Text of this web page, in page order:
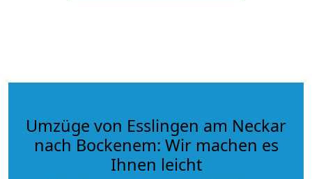
Umzüge von Esslingen am Neckar
nach Bockenem: Wir machen es
Ihnen leicht